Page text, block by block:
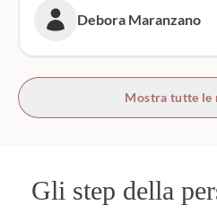
Debora Maranzano
Mostra tutte le
Gli step della